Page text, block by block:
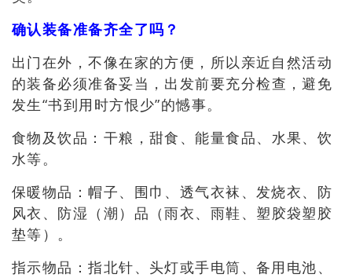
确认装备准备齐全了吗？
出门在外，不像在家的方便，所以亲近自然活动
的装备必须准备妥当 ， 出发前要充分检查 ，避免
发生“书到用时方恨少”的憾事。
食物及饮品：干粮，甜食、能量食品、 水果、饮
水等。
保暖物品 ：帽子、围巾、透气衣袜、发烧衣、防
风衣、 防湿（潮）品（雨衣、 雨鞋 、 塑胶袋塑胶
垫等） 。
指示物品 ：指北针、头灯或手电筒、备用电池、